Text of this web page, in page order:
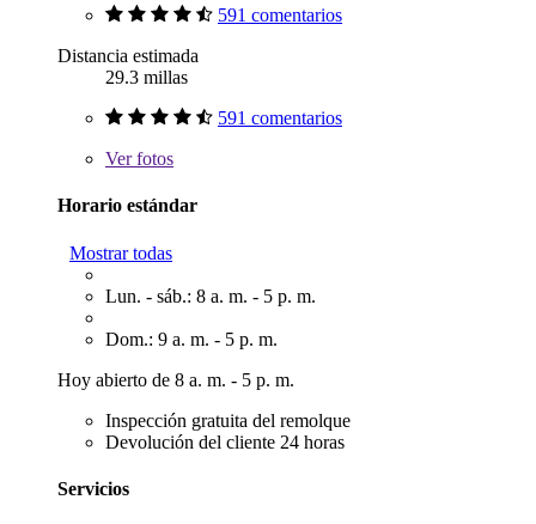
591 comentarios
Distancia estimada
29.3 millas
591 comentarios
Verfotos
Horario estándar
Mostrar todas
Lun. - sáb.: 8 a. m. - 5 p. m.
Dom.: 9 a. m. - 5 p. m.
Hoy abierto de 8 a. m. - 5 p. m.
Inspección gratuita del remolque
Devolución del cliente 24 horas
Servicios